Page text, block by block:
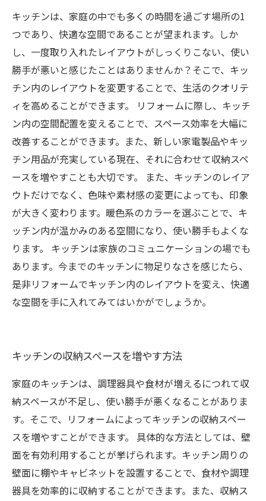
キッチンは、家庭の中でも多くの時間を過ごす場所の1
つであり、快適な空間であることが望まれます。しか
し、一度取り入れたレイアウトがしっくりこない、使い
勝手が悪いと感じたことはありませんか？そこで、キッ
チン内のレイアウトを変更することで、生活のクオリテ
ィを高めることができます。 リフォームに際し、キッチ
ン内の空間配置を変えることで、スペース効率を大幅に
改善することができます。また、新しい家電製品やキッ
チン用品が充実している現在、それに合わせて収納スペ
ースを増やすことも大切です。 また、キッチンのレイア
ウトだけでなく、色味や素材感の変更によっても、印象
が大きく変わります。暖色系のカラーを選ぶことで、キ
ッチン内が温かみのある空間になり、使い勝手もよくな
ります。 キッチンは家族のコミュニケーションの場でも
あります。今までのキッチンに物足りなさを感じたら、
是非リフォームでキッチン内のレイアウトを変え、快適
な空間を手に入れてみてはいかがでしょうか。
キッチンの収納スペースを増やす方法
家庭のキッチンは、調理器具や食材が増えるにつれて収
納スペースが不足し、使い勝手が悪くなることがありま
す。そこで、リフォームによってキッチンの収納スペー
スを増やすことができます。 具体的な方法としては、壁
面を有効利用することが挙げられます。キッチン周りの
壁面に棚やキャビネットを設置することで、食材や調理
器具を効率的に収納することができます。また、収納ス